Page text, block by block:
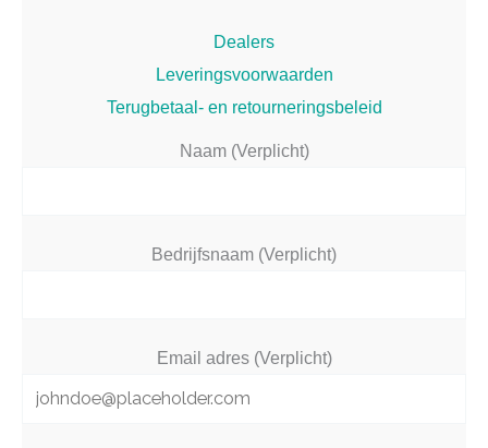
Dealers
Leveringsvoorwaarden
Terugbetaal- en retourneringsbeleid
Naam (Verplicht)
Bedrijfsnaam (Verplicht)
Email adres (Verplicht)